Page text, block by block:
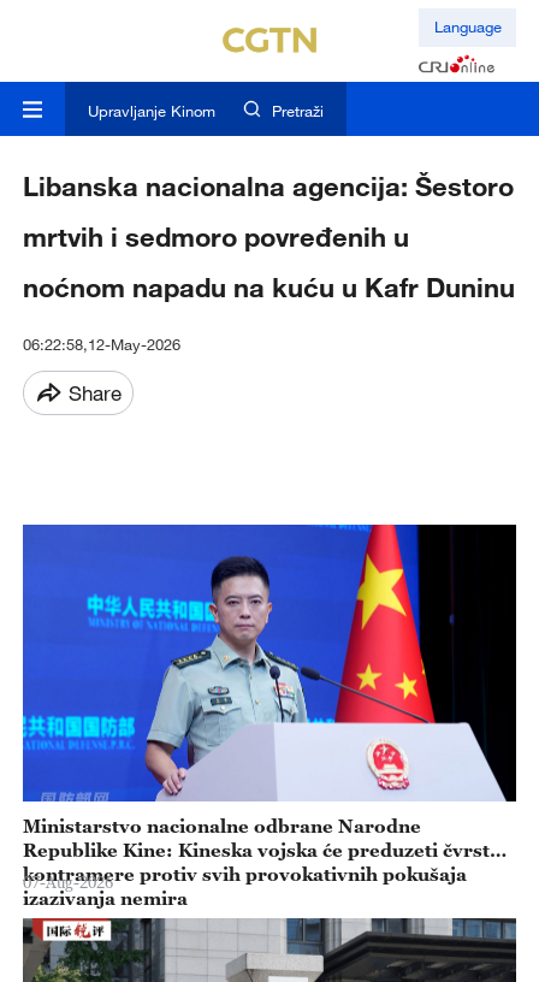
Language
Upravljanje Kinom Pretraži
Libanska nacionalna agencija: Šestoro
mrtvih i sedmoro povređenih u
noćnom napadu na kuću u Kafr Duninu
06:22:58,12-May-2026
Share
Ministarstvo nacionalne odbrane Narodne
Republike Kine: Kineska vojska će preduzeti čvrste
kontramere protiv svih provokativnih pokušaja
izazivanja nemira
07-Aug-2026